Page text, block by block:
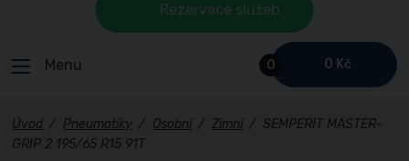
0 0 Kč
Menu
Rezervace služeb
Úvod / Pneumatiky / Osobní / Zimní / SEMPERIT MASTER-
GRIP 2 195/65 R15 91T